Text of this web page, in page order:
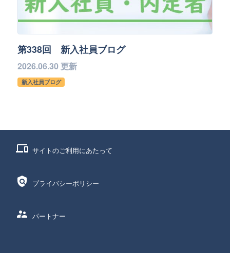
第338回 新入社員ブログ
2026.06.30 更新
新入社員ブログ
phonelink サイトのご利用にあたって
policy プライバシーポリシー
supervisor_account パートナー